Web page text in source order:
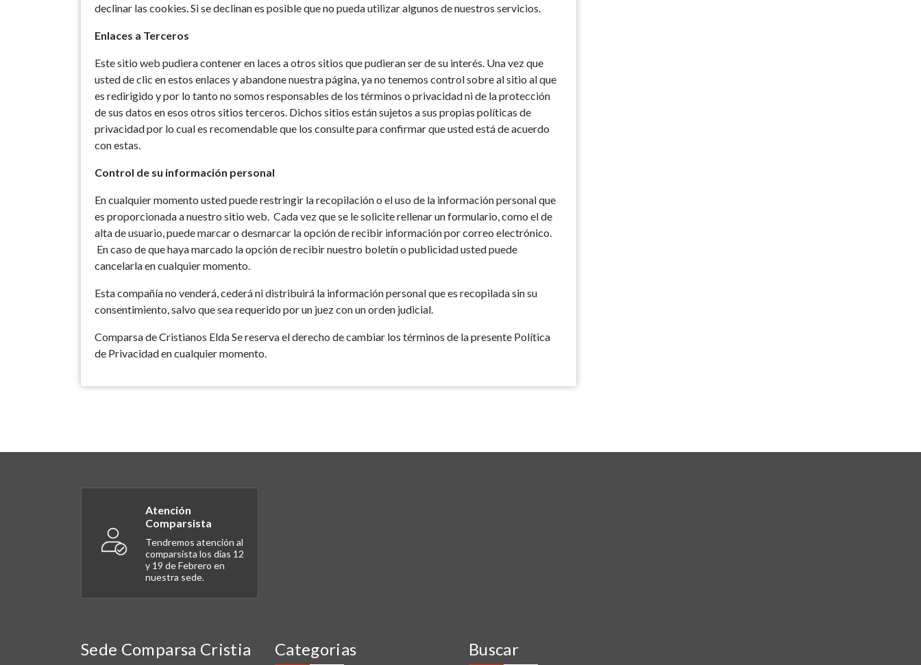
declinar las cookies. Si se declinan es posible que no pueda utilizar algunos de nuestros servicios.
Enlaces a Terceros
Este sitio web pudiera contener en laces a otros sitios que pudieran ser de su interés. Una vez que
usted de clic en estos enlaces y abandone nuestra página, ya no tenemos control sobre al sitio al que
es redirigido y por lo tanto no somos responsables de los términos o privacidad ni de la protección
de sus datos en esos otros sitios terceros. Dichos sitios están sujetos a sus propias políticas de
privacidad por lo cual es recomendable que los consulte para confirmar que usted está de acuerdo
con estas.
Control de su información personal
En cualquier momento usted puede restringir la recopilación o el uso de la información personal que
es proporcionada a nuestro sitio web. Cada vez que se le solicite rellenar un formulario, como el de
alta de usuario, puede marcar o desmarcar la opción de recibir información por correo electrónico.
En caso de que haya marcado la opción de recibir nuestro boletín o publicidad usted puede
cancelarla en cualquier momento.
Esta compañía no venderá, cederá ni distribuirá la información personal que es recopilada sin su
consentimiento, salvo que sea requerido por un juez con un orden judicial.
Comparsa de Cristianos Elda Se reserva el derecho de cambiar los términos de la presente Política
de Privacidad en cualquier momento.
Atención
Comparsista
Tendremos atención al
comparsista los días 12
y 19 de Febrero en
nuestra sede.
Sede Comparsa Cristia
Categorias Buscar